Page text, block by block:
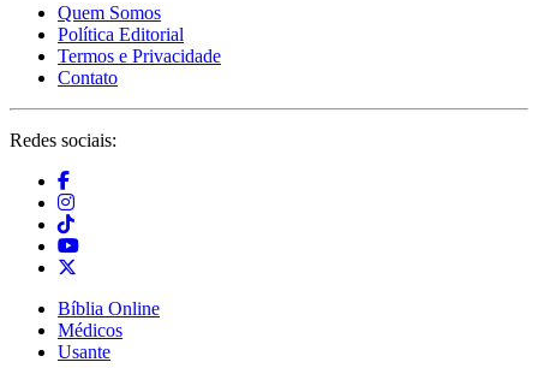
Quem Somos
Política Editorial
Termos e Privacidade
Contato
Redes sociais:
Bíblia Online
Médicos
Usante